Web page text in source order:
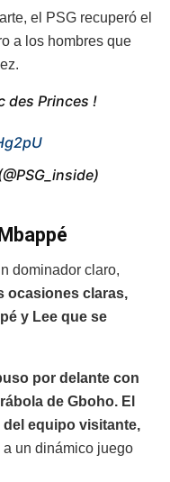
el PSG recuperó el
a los hombres que
des Princes !
dominador claro,
ocasiones claras,
y Lee que se
por delante con
de Gboho. El
equipo visitante,
un dinámico juego